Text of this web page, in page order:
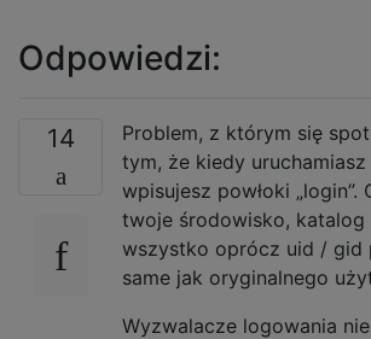
Odpowiedzi:
14
Problem, z którym się
tym, że kiedy uruchamiasz
wpisujesz powłoki „login”.
twoje środowisko,
wszystko oprócz uid / gid
same jak oryginalnego
Wyzwalacze logowania